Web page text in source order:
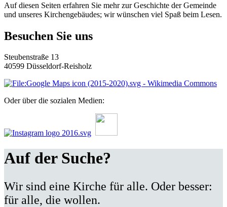
Auf diesen Seiten erfahren Sie mehr zur Geschichte der Gemeinde
und unseres Kirchengebäudes; wir wünschen viel Spaß beim Lesen.
Besuchen Sie uns
Steubenstraße 13
40599 Düsseldorf-Reisholz
Oder über die sozialen Medien:
Auf der Suche?
Wir sind eine Kirche für alle. Oder besser:
für alle, die wollen.